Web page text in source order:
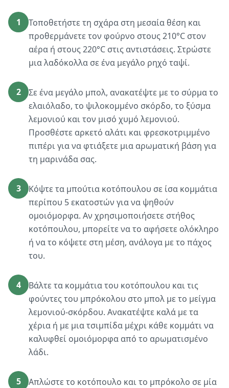
1
Τοποθετήστε τη σχάρα στη μεσαία θέση και
προθερμάνετε τον φούρνο στους 210°C στον
αέρα ή στους 220°C στις αντιστάσεις. Στρώστε
μια λαδόκολλα σε ένα μεγάλο ρηχό ταψί.
2
Σε ένα μεγάλο μπολ, ανακατέψτε με το σύρμα το
ελαιόλαδο, το ψιλοκομμένο σκόρδο, το ξύσμα
λεμονιού και τον μισό χυμό λεμονιού.
Προσθέστε αρκετό αλάτι και φρεσκοτριμμένο
πιπέρι για να φτιάξετε μια αρωματική βάση για
τη μαρινάδα σας.
3
Κόψτε τα μπούτια κοτόπουλου σε ίσα κομμάτια
περίπου 5 εκατοστών για να ψηθούν
ομοιόμορφα. Αν χρησιμοποιήσετε στήθος
κοτόπουλου, μπορείτε να το αφήσετε ολόκληρο
ή να το κόψετε στη μέση, ανάλογα με το πάχος
του.
4
Βάλτε τα κομμάτια του κοτόπουλου και τις
φούντες του μπρόκολου στο μπολ με το μείγμα
λεμονιού-σκόρδου. Ανακατέψτε καλά με τα
χέρια ή με μια τσιμπίδα μέχρι κάθε κομμάτι να
καλυφθεί ομοιόμορφα από το αρωματισμένο
λάδι.
5
Απλώστε το κοτόπουλο και το μπρόκολο σε μία